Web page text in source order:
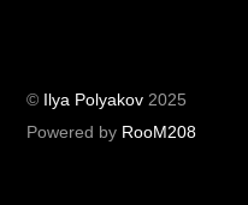
© Ilya Polyakov 2025
Powered by RooM208